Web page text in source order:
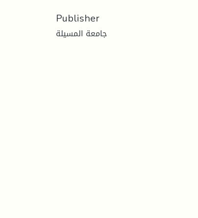
Publisher
جامعة المسيلة